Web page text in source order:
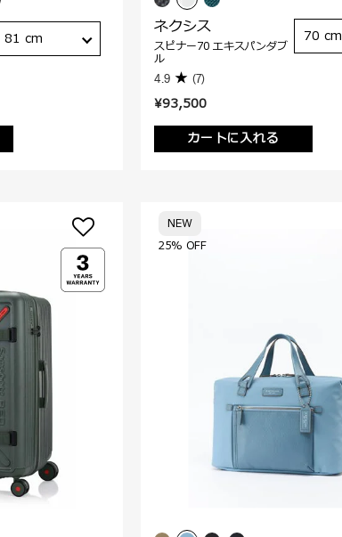
81 cm
¥93,500
カートに入れる
ネクシス
スピナー70 エキスパンダブ
ル
4.9 (7)
70 cm
25% OFF
NEW